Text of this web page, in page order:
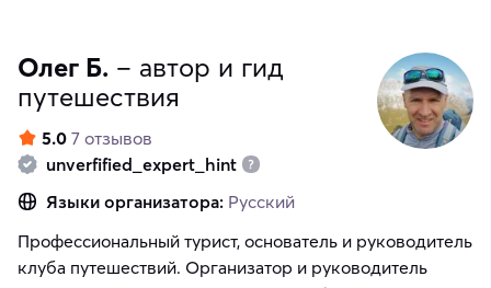
Олег Б. – автор и гид
путешествия
5.0 7 отзывов
unverfified_expert_hint
Языки организатора: Русский
Профессиональный турист, основатель и руководитель
клуба путешествий. Организатор и руководитель